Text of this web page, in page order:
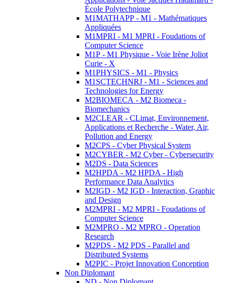
École Polytechnique
M1MATHAPP - M1 - Mathématiques
Appliquées
M1MPRI - M1 MPRI - Foudations of
Computer Science
M1P - M1 Physique - Voie Irène Joliot
Curie - X
M1PHYSICS - M1 - Physics
M1SCTECHNRJ - M1 - Sciences and
Technologies for Energy
M2BIOMECA - M2 Biomeca -
Biomechanics
M2CLEAR - CLimat, Environnement,
Applications et Recherche - Water, Air,
Pollution and Energy
M2CPS - Cyber Physical System
M2CYBER - M2 Cyber - Cybersecurity
M2DS - Data Sciences
M2HPDA - M2 HPDA - High
Performance Data Analytics
M2IGD - M2 IGD - Interaction, Graphic
and Design
M2MPRI - M2 MPRI - Foudations of
Computer Science
M2MPRO - M2 MPRO - Operation
Research
M2PDS - M2 PDS - Parallel and
Distributed Systems
M2PIC - Projet Innovation Conception
Non Diplomant